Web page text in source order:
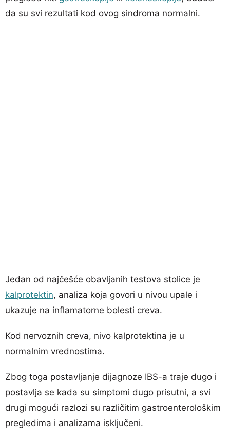
da su svi rezultati kod ovog sindroma normalni.
Jedan od najčešće obavljanih testova stolice je
kalprotektin, analiza koja govori u nivou upale i
ukazuje na inflamatorne bolesti creva.
Kod nervoznih creva, nivo kalprotektina je u
normalnim vrednostima.
Zbog toga postavljanje dijagnoze IBS-a traje dugo i
postavlja se kada su simptomi dugo prisutni, a svi
drugi mogući razlozi su različitim gastroenterološkim
pregledima i analizama isključeni.